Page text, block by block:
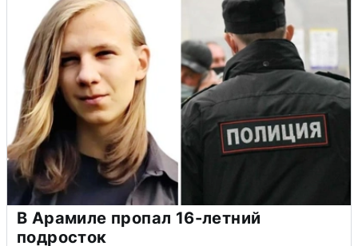
В Арамиле пропал 16-летний
подросток